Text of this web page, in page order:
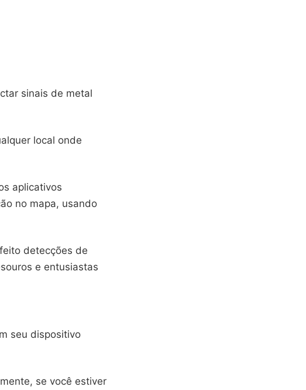
sinais de metal
local onde
aplicativos
no mapa, usando
detecções de
e entusiastas
seu dispositivo
se você estiver